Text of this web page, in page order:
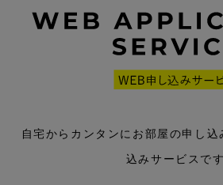
自宅からカンタンにお部屋の申し込
込みサービスで